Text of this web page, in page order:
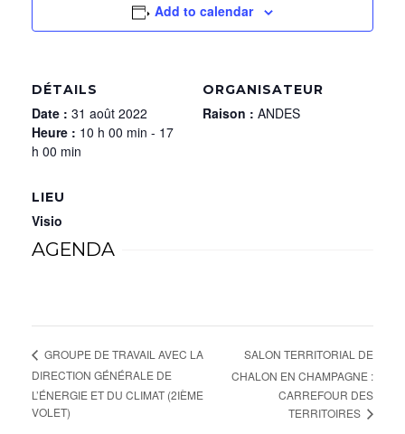
Add to calendar
DÉTAILS
Date : 31 août 2022
Heure : 10 h 00 min - 17
h 00 min
ORGANISATEUR
Raison : ANDES
LIEU
Visio
AGENDA
GROUPE DE TRAVAIL AVEC LA
DIRECTION GÉNÉRALE DE
L’ÉNERGIE ET DU CLIMAT (2IÈME
VOLET)
SALON TERRITORIAL DE
CHALON EN CHAMPAGNE :
CARREFOUR DES
TERRITOIRES